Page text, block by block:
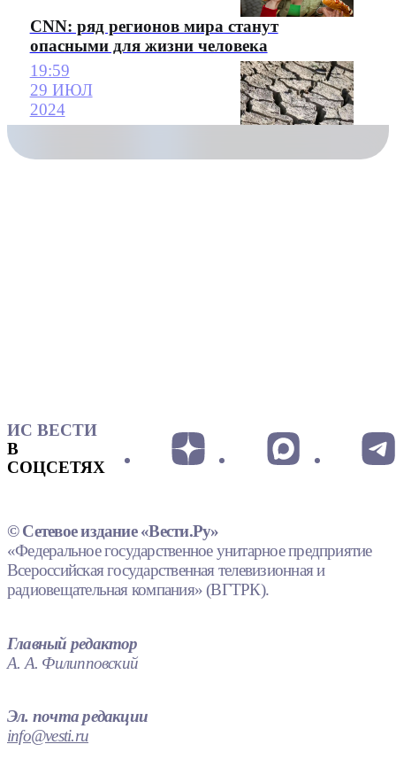
CNN: ряд регионов мира станут
опасными для жизни человека
19:59
29 ИЮЛ
2024
ИС ВЕСТИ
В
СОЦСЕТЯХ
© Сетевое издание «Вести.Ру»
«Федеральное государственное унитарное предприятие
Всероссийская государственная телевизионная и
радиовещательная компания» (ВГТРК).
Главный редактор
А. А. Филипповский
Эл. почта редакции
info@vesti.ru